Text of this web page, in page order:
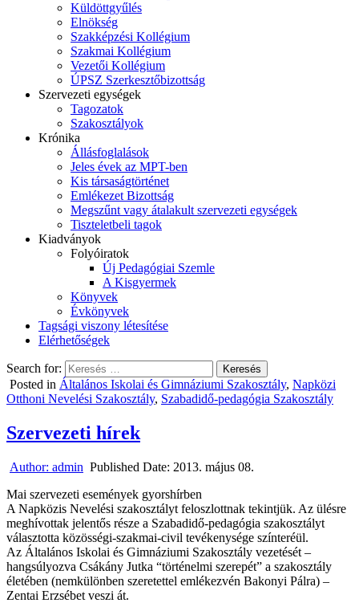
Küldöttgyűlés
Elnökség
Szakképzési Kollégium
Szakmai Kollégium
Vezetői Kollégium
ÚPSZ Szerkesztőbizottság
Szervezeti egységek
Tagozatok
Szakosztályok
Krónika
Állásfoglalások
Jeles évek az MPT-ben
Kis társaságtörténet
Emlékezet Bizottság
Megszűnt vagy átalakult szervezeti egységek
Tiszteletbeli tagok
Kiadványok
Folyóiratok
Új Pedagógiai Szemle
A Kisgyermek
Könyvek
Évkönyvek
Tagsági viszony létesítése
Elérhetőségek
Search for:
Posted in Általános Iskolai és Gimnáziumi Szakosztály, Napközi
Otthoni Nevelési Szakosztály, Szabadidő-pedagógia Szakosztály
Szervezeti hírek
Author: admin Published Date: 2013. május 08.
Mai szervezeti események gyorshírben
A Napközis Nevelési szakosztályt feloszlottnak tekintjük. Az ülésre
meghívottak jelentős része a Szabadidő-pedagógia szakosztályt
választotta közösségi-szakmai-civil tevékenysége színteréül.
Az Általános Iskolai és Gimnáziumi Szakosztály vezetését –
hangsúlyozva Csákány Jutka “történelmi szerepét” a szakosztály
életében (nemkülönben szeretettel emlékezvén Bakonyi Pálra) –
Zentai Erzsébet veszi át.